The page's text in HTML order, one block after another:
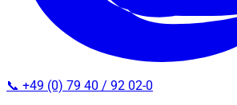
📞 +49 (0) 79 40 / 92 02-0